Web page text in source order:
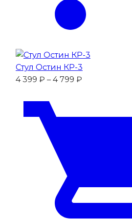
Стул Остин КР-3
4 399 ₽ – 4 799 ₽
399 ₽